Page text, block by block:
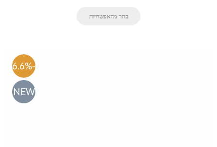
בחר מהאפשרויות
-56.6%
NEW